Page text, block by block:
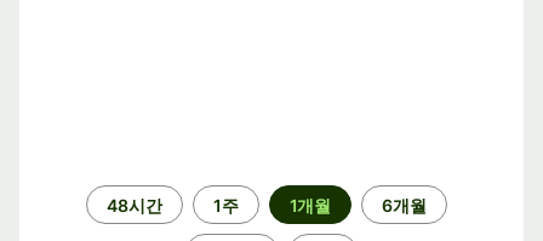
48시간 1주 1개월 6개월